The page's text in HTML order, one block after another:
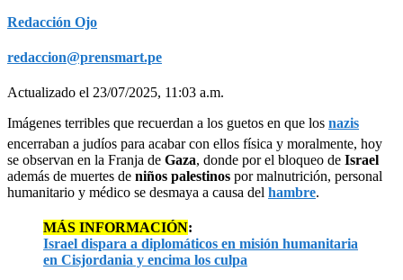
Redacción Ojo
redaccion@prensmart.pe
Actualizado el 23/07/2025, 11:03 a.m.
Imágenes terribles que recuerdan a los guetos en que los nazis
encerraban a judíos para acabar con ellos física y moralmente, hoy
se observan en la Franja de Gaza, donde por el bloqueo de Israel
además de muertes de niños palestinos por malnutrición, personal
humanitario y médico se desmaya a causa del hambre.
MÁS INFORMACIÓN:
Israel dispara a diplomáticos en misión humanitaria
en Cisjordania y encima los culpa